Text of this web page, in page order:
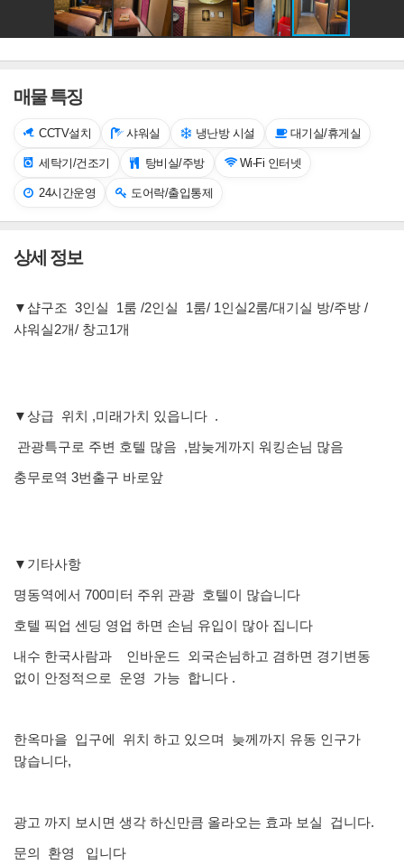
매물 특징
CCTV설치 샤워실 냉난방 시설 대기실/휴게실
세탁기/건조기 탕비실/주방 Wi-Fi 인터넷
24시간운영 도어락/출입통제
상세 정보
▼샵구조 3인실 1룸 /2인실 1룸/ 1인실2룸/대기실 방/주방 /
샤워실2개/ 창고1개
▼상급 위치 ,미래가치 있읍니다 .
관광특구로 주변 호텔 많음 ,밤늦게까지 워킹손님 많음
충무로역 3번출구 바로앞
▼기타사항
명동역에서 700미터 주위 관광 호텔이 많습니다
호텔 픽업 센딩 영업 하면 손님 유입이 많아 집니다
내수 한국사람과 인바운드 외국손님하고 겸하면 경기변동
없이 안정적으로 운영 가능 합니다 .
한옥마을 입구에 위치 하고 있으며 늦께까지 유동 인구가
많습니다,
광고 까지 보시면 생각 하신만큼 올라오는 효과 보실 겁니다.
문의 환영 입니다